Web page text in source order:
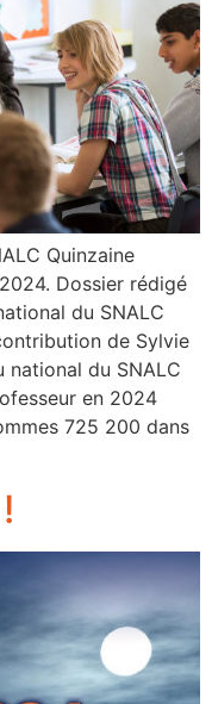
Quinzaine
Dossier rédigé
du SNALC
de Sylvie
national du SNALC
en 2024
725 200 dans